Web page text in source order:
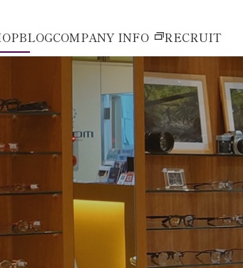
BLOGCOMPANY INFO RECRUIT